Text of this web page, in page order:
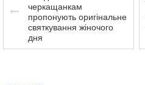
черкащанкам
пропонують оригінальне
святкування жіночого
дня